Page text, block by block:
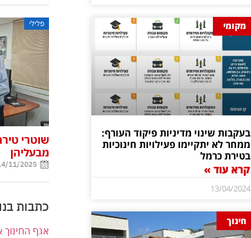
מקומי
בעקבות שינוי מדיניות פיקוד העורף:
ממחר לא יתקיימו פעילויות חינוכיות
בטירת כרמל
קרא עוד »
13/04/2024
חינוך
פלילי
שוטרי
מבעליהן
11/2025
כתבות
אגף החינוך